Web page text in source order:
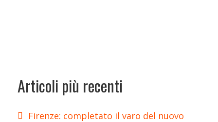
Articoli più recenti
Firenze: completato il varo del nuovo